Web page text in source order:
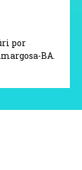
por
BA.